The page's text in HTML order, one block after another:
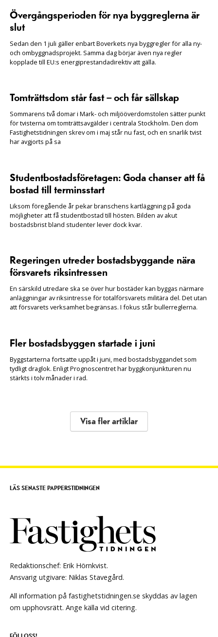
Övergångsperioden för nya byggreglerna är
slut
Sedan den 1 juli gäller enbart Boverkets nya byggregler för alla ny-
och ombyggnadsprojekt. Samma dag börjar även nya regler
kopplade till EU:s energiprestandadirektiv att gälla.
Tomträttsdom står fast – och får sällskap
Sommarens två domar i Mark- och miljööverdomstolen sätter punkt
för tvisterna om tomträttsavgälder i centrala Stockholm. Den dom
Fastighetstidningen skrev om i maj står nu fast, och en snarlik tvist
har avgjorts på sa
Studentbostadsföretagen: Goda chanser att få
bostad till terminsstart
Liksom föregående år pekar branschens kartläggning på goda
möjligheter att få studentbostad till hösten. Bilden av akut
bostadsbrist bland studenter lever dock kvar.
Regeringen utreder bostadsbyggande nära
försvarets riksintressen
En särskild utredare ska se över hur bostäder kan byggas närmare
anläggningar av riksintresse för totalförsvarets militära del. Det utan
att försvarets verksamhet begränsas. I fokus står bullerreglerna.
Fler bostadsbyggen startade i juni
Byggstarterna fortsatte uppåt i juni, med bostadsbyggandet som
tydligt draglok. Enligt Prognoscentret har byggkonjunkturen nu
stärkts i tolv månader i rad.
Visa fler artiklar
Redaktionschef: Erik Hörnkvist.
Ansvarig utgivare: Niklas Stavegård.
All information på fastighetstidningen.se skyddas av lagen
om upphovsrätt. Ange källa vid citering.
LÄS SENASTE PAPPERSTIDNINGEN